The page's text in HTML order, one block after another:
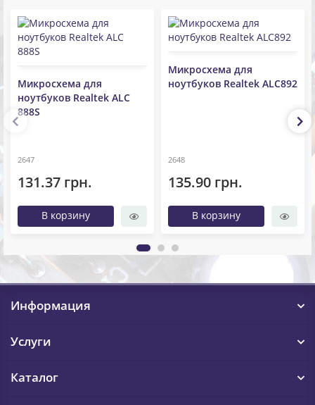
Микросхема для
ноутбуков Realtek ALC
888S
2647
131.37 грн.
В корзину
Микросхема для
ноутбуков Realtek ALC892
2648
135.90 грн.
В корзину
Информация
Услуги
Каталог